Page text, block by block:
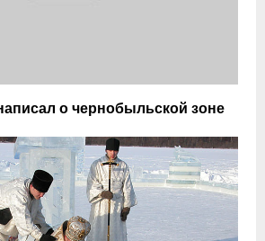
о чернобыльской зоне